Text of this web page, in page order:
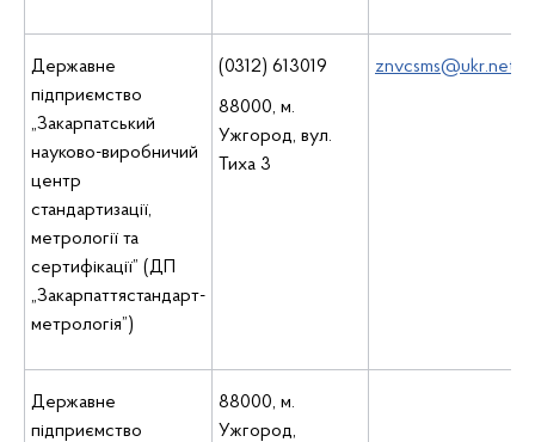
Державне
підприємство
„Закарпатський
науково-виробничий
центр
стандартизації,
метрології та
сертифікації” (ДП
„Закарпаттястандарт-
метрологія”)
(0312) 613019
88000, м.
Ужгород, вул.
Тиха 3
znvcsms@ukr.net
Державне
підприємство
88000, м.
Ужгород,